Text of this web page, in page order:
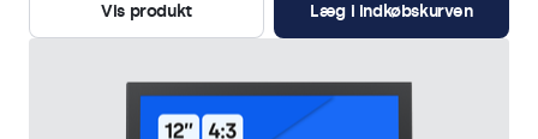
Vis produkt
Læg i indkøbskurven